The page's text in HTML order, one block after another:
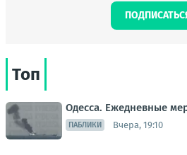
Топ
Одесса. Ежедневные
ПАБЛИКИ Вчера, 19:10